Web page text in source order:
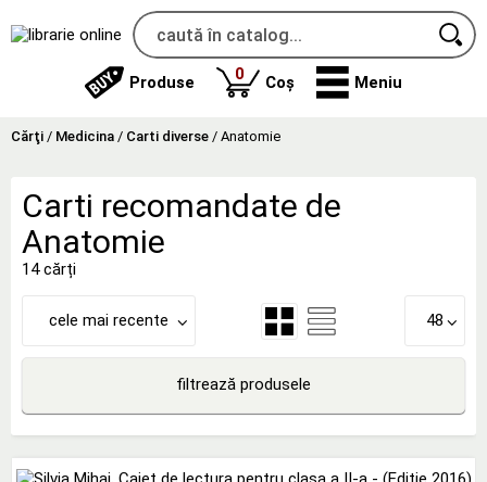
Produse 0produse
Coș Meniu
Cărţi / Medicina / Carti diverse / Anatomie
Carti recomandate de
Anatomie
14 cărți
cele mai recente 48
filtrează produsele